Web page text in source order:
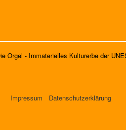
Orgel - Immaterielles Kulturerbe der
Impressum
Datenschutzerklärung